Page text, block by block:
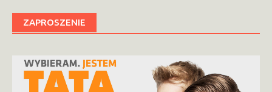
ZAPROSZENIE